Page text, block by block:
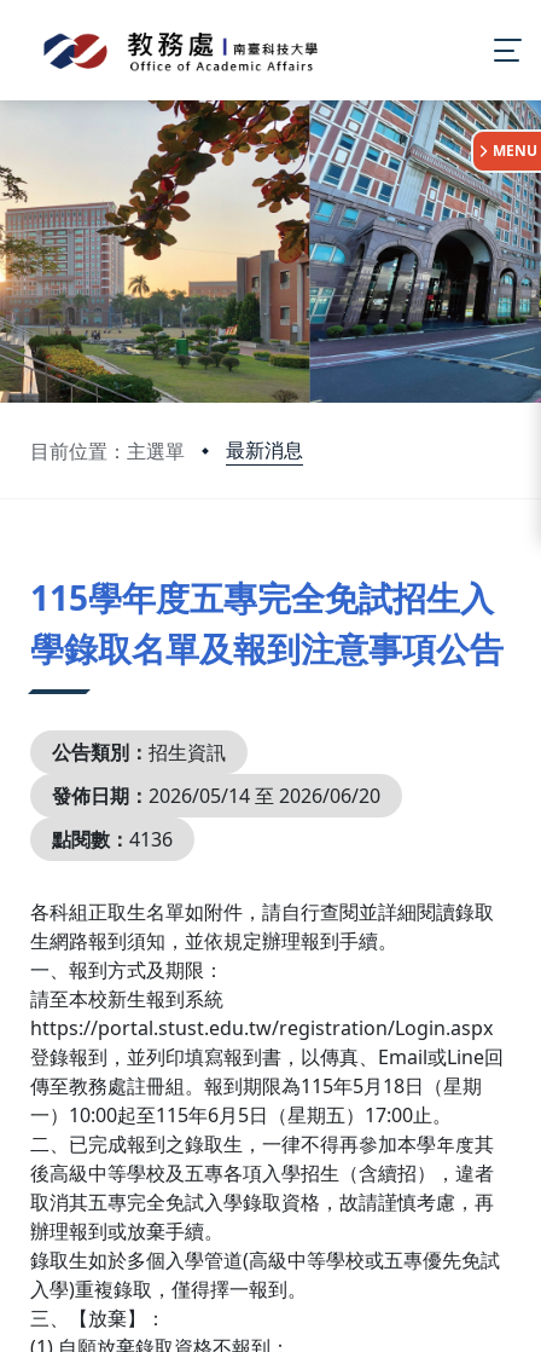
目前位置：主選單 最新消息
:::
MENU
115學年度五專完全免試招生入
學錄取名單及報到注意事項公告
公告類別： 招生資訊
發佈日期： 2026/05/14 至 2026/06/20
點閱數： 4136
各科組正取生名單如附件，請自行查閱並詳細閱讀錄取
生網路報到須知，並依規定辦理報到手續。
一、報到方式及期限：
請至本校新生報到系統
https://portal.stust.edu.tw/registration/Login.aspx
登錄報到，並列印填寫報到書，以傳真、Email或Line回
傳至教務處註冊組。報到期限為115年5月18日（星期
一）10:00起至115年6月5日（星期五）17:00止。
二、已完成報到之錄取生，一律不得再參加本學年度其
後高級中等學校及五專各項入學招生（含續招），違者
取消其五專完全免試入學錄取資格，故請謹慎考慮，再
辦理報到或放棄手續。
錄取生如於多個入學管道(高級中等學校或五專優先免試
入學)重複錄取，僅得擇一報到。
三、【放棄】：